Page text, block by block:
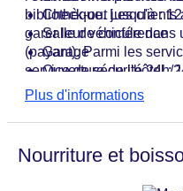
bibliothèque. Les clients
garer leur véhicule dans
(payant). Parmi les
service de sécurité 24h/
service de blanchisserie.
Check-out jusqu'à :
Salle de conférence
Garage
Ouverture de l'hôtel :
coffre-fort de l'hôtel
Ascenseur
Nombre d'ascenseurs :
Animaux de
Animaux de
Plus d'informations
Nourriture et